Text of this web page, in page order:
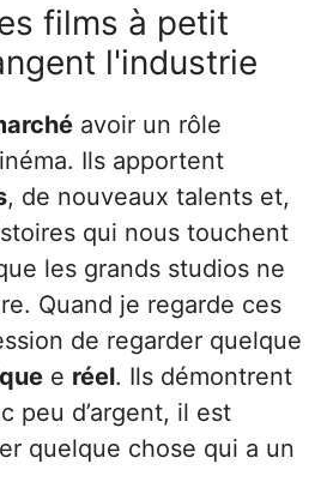
films à petit
l'industrie
avoir un rôle
Ils apportent
, de nouveaux talents et,
qui nous touchent
les grands studios ne
Quand je regarde ces
de regarder quelque
e réel. Ils démontrent
peu d’argent, il est
quelque chose qui a un